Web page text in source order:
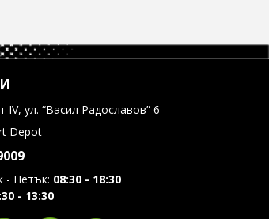
IV, ул. “Васил Радославов” 6
Depot
- Петък: 08:30 - 18:30
- 13:30